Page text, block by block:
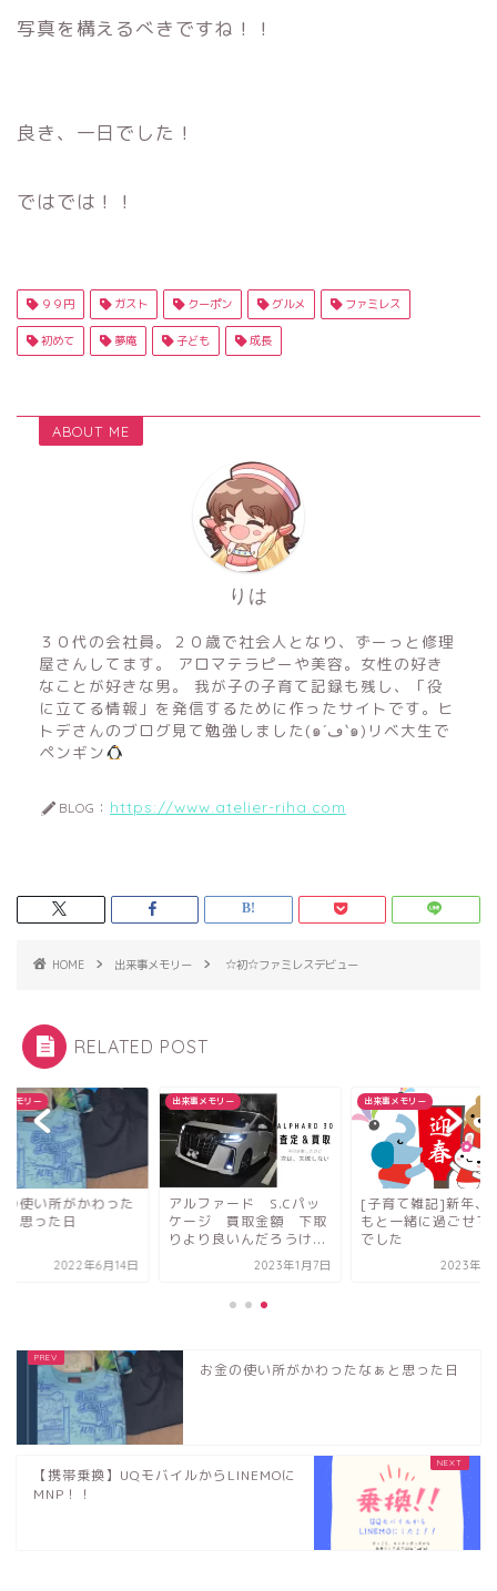
写真を構えるべきですね！！
良き、一日でした！
ではでは！！
９９円 ガスト クーポン グルメ ファミレス
初めて 夢庵 子ども 成長
ABOUT ME
りは
３０代の会社員。２０歳で社会人となり、ずーっと修理
屋さんしてます。 アロマテラピーや美容。女性の好き
なことが好きな男。 我が子の子育て記録も残し、「役
に立てる情報」を発信するために作ったサイトです。ヒ
トデさんのブログ見て勉強しました(๑´ڡ`๑)リベ大生で
ペンギン
BLOG： https://www.atelier-riha.com
HOME 出来事メモリー ☆初☆ファミレスデビュー
RELATED POST
メモリー
の使い所がかわった
と思った日
2022年6月14日
出来事メモリー
アルファード S.Cパッ
ケージ 買取金額 下取
りより良いんだろうけ...
2023年1月7日
出来事メモリー
[子育て雑記]新年、
もと一緒に過ごせて
でした
2023年1
お金の使い所がかわったなぁと思った日
【携帯乗換】UQモバイルからLINEMOに
MNP！！